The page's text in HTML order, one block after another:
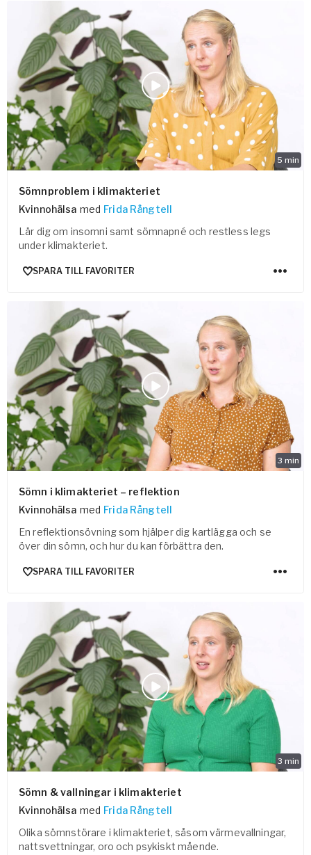
5 min
Sömnproblem i klimakteriet
Kvinnohälsa med Frida Rångtell
Lär dig om insomni samt sömnapné och restless legs
under klimakteriet.
SPARA TILL FAVORITER
3 min
Sömn i klimakteriet – reflektion
Kvinnohälsa med Frida Rångtell
En reflektionsövning som hjälper dig kartlägga och se
över din sömn, och hur du kan förbättra den.
SPARA TILL FAVORITER
3 min
Sömn & vallningar i klimakteriet
Kvinnohälsa med Frida Rångtell
Olika sömnstörare i klimakteriet, såsom värmevallningar,
nattsvettningar, oro och psykiskt mående.